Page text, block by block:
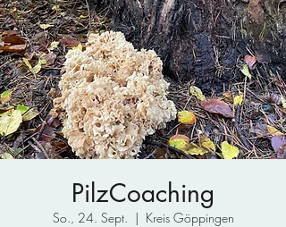
PilzCoaching
So., 24. Sept.
  |
Kreis Göppingen